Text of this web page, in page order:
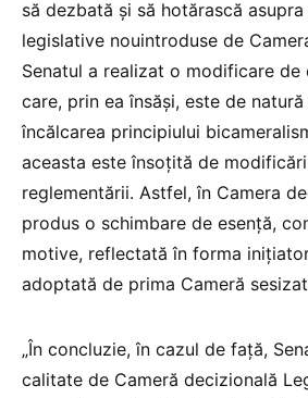
să dezbată și să hotărască
legislative nouintroduse de
Senatul a realizat o modificare
care, prin ea însăși, este de
încălcarea principiului
aceasta este însoțită de
reglementării. Astfel, în Camera
produs o schimbare de esență,
motive, reflectată în forma
adoptată de prima Cameră
„În concluzie, în cazul de față,
calitate de Cameră decizională